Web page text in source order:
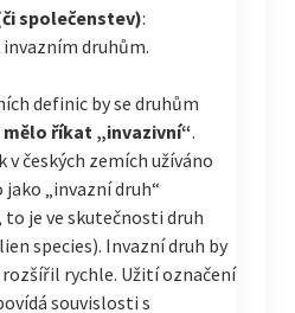
společenstev):
druhům.
definic by se druhům
mělo říkat „invazivní“.
v českých zemích užíváno
„invazní druh“
je ve skutečnosti druh
species). Invazní druh by
rychle. Užití označení
souvislosti s